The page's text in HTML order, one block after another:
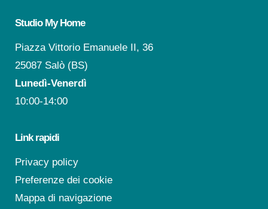
Studio My Home
Piazza Vittorio Emanuele II, 36
25087 Salò (BS)
Lunedì-Venerdì
10:00-14:00
Link rapidi
Privacy policy
Preferenze dei cookie
Mappa di navigazione